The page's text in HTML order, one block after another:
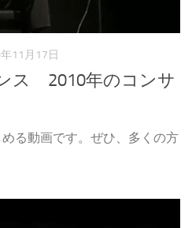
11月17日
ス 2010年のコンサ
る動画です。ぜひ、多くの方